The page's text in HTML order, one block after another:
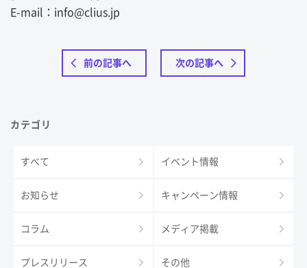
E-mail：info@clius.jp
前の記事へ 次の記事へ
カテゴリ
すべて イベント情報
お知らせ キャンペーン情報
コラム メディア掲載
プレスリリース その他